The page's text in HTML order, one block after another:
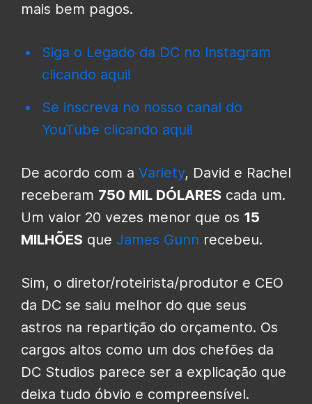
mais bem pagos.
Siga o Legado da DC no Instagram
clicando aqui!
Se inscreva no nosso canal do
YouTube clicando aqui!
De acordo com a Variety, David e Rachel
receberam 750 MIL DÓLARES cada um.
Um valor 20 vezes menor que os 15
MILHÕES que James Gunn recebeu.
Sim, o diretor/roteirista/produtor e CEO
da DC se saiu melhor do que seus
astros na repartição do orçamento. Os
cargos altos como um dos chefões da
DC Studios parece ser a explicação que
deixa tudo óbvio e compreensível.